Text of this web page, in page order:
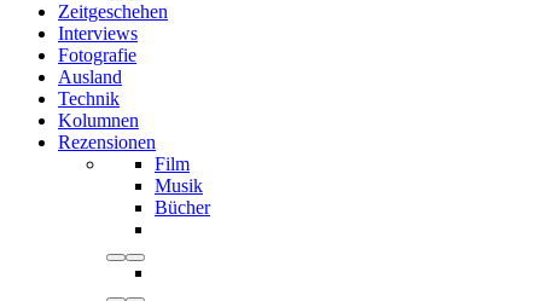
Zeitgeschehen
Interviews
Fotografie
Ausland
Technik
Kolumnen
Rezensionen
Film
Musik
Bücher